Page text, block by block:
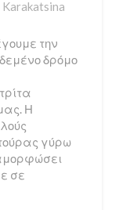
την
δρόμο
Η
γύρω
σε